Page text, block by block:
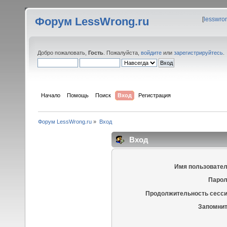
Форум LessWrong.ru [
Добро пожаловать, Гость . Пожалуйста, войдите или зарегистрируйтесь
Начало Помощь Поиск Вход Регистрация
Форум LessWrong.ru » Вход
Вход
Имя
Продолжительность